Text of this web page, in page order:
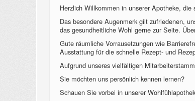
Herzlich Willkommen in unserer Apotheke,
Das besondere Augenmerk gilt zufriedenen,
das gesundheitliche Wohl gerne zur Seite.
Gute räumliche Vorrausetzungen wie
Ausstattung für die schnelle Rezept- und
Aufgrund unseres vielfältigen
Sie möchten uns persönlich kennen lernen?
Schauen Sie vorbei in unserer